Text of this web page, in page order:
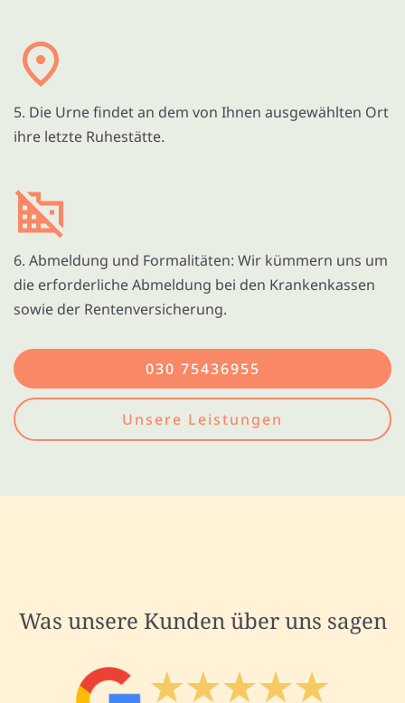
5. Die Urne findet an dem von Ihnen ausgewählten Ort
ihre letzte Ruhestätte.
6. Abmeldung und Formalitäten: Wir kümmern uns um
die erforderliche Abmeldung bei den Krankenkassen
sowie der Rentenversicherung.
030 75436955
Unsere Leistungen
Was unsere Kunden über uns sagen